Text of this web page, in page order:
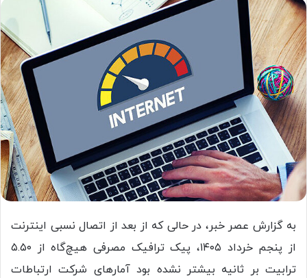
به گزارش عصر خبر، در حالی که از بعد از اتصال نسبی اینترنت
از پنجم خرداد ۱۴۰۵، پیک ترافیک مصرفی هیچ‌گاه از ۵.۵۰
ترابیت بر ثانیه بیشتر نشده بود آمارهای شرکت ارتباطات